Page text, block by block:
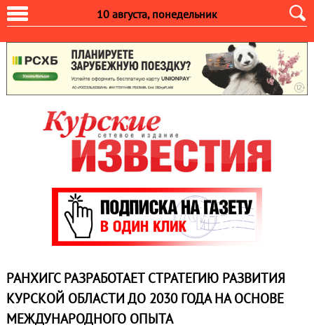
10 августа, понедельник
РАНХИГС РАЗРАБОТАЕТ СТРАТЕГИЮ РАЗВИТИЯ
КУРСКОЙ ОБЛАСТИ ДО 2030 ГОДА НА ОСНОВЕ
МЕЖДУНАРОДНОГО ОПЫТА